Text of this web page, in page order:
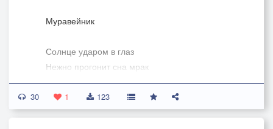
Муравейник
Солнце ударом в глаз
Нежно прогонит сна мрак
Кухня комфорка газ
Кофе балкон табак
30 1 123